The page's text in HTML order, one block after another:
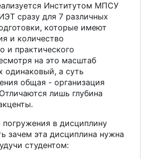
Институтом МПСУ
сразу для 7 различных
которые имеют
и количество
и практического
на это масштаб
одинаковый, а суть
общая - организация
лишь глубина
в дисциплину
зачем эта дисциплина нужна
студентом: